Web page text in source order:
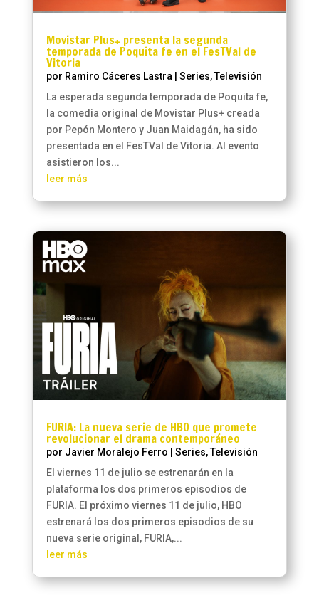
Movistar Plus+ presenta la segunda
temporada de Poquita fe en el FesTVal de
Vitoria
por Ramiro Cáceres Lastra Series,Televisión
La esperada segunda temporada de Poquita fe,
la comedia original de Movistar Plus+ creada
por Pepón Montero y Juan Maidagán, ha sido
presentada en el FesTVal de Vitoria. Al evento
asistieron los...
leer más
FURIA: La nueva serie de HBO que promete
revolucionar el drama contemporáneo
por Javier Moralejo Ferro Series,Televisión
El viernes 11 de julio se estrenarán en la
plataforma los dos primeros episodios de
FURIA. El próximo viernes 11 de julio, HBO
estrenará los dos primeros episodios de su
nueva serie original, FURIA,...
leer más